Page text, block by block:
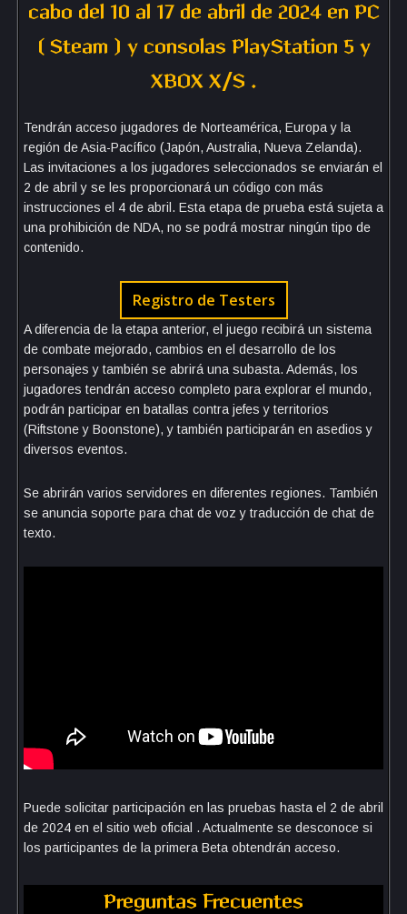
cabo del 10 al 17 de abril de 2024 en PC
( Steam ) y consolas PlayStation 5 y
XBOX X/S .
Tendrán acceso jugadores de Norteamérica, Europa y la
región de Asia-Pacífico (Japón, Australia, Nueva Zelanda).
Las invitaciones a los jugadores seleccionados se enviarán el
2 de abril y se les proporcionará un código con más
instrucciones el 4 de abril. Esta etapa de prueba está sujeta a
una prohibición de NDA, no se podrá mostrar ningún tipo de
contenido.
Registro de Testers
A diferencia de la etapa anterior, el juego recibirá un sistema
de combate mejorado, cambios en el desarrollo de los
personajes y también se abrirá una subasta. Además, los
jugadores tendrán acceso completo para explorar el mundo,
podrán participar en batallas contra jefes y territorios
(Riftstone y Boonstone), y también participarán en asedios y
diversos eventos.
Se abrirán varios servidores en diferentes regiones. También
se anuncia soporte para chat de voz y traducción de chat de
texto.
Puede solicitar participación en las pruebas hasta el 2 de abril
de 2024 en el sitio web oficial . Actualmente se desconoce si
los participantes de la primera Beta obtendrán acceso.
Preguntas Frecuentes